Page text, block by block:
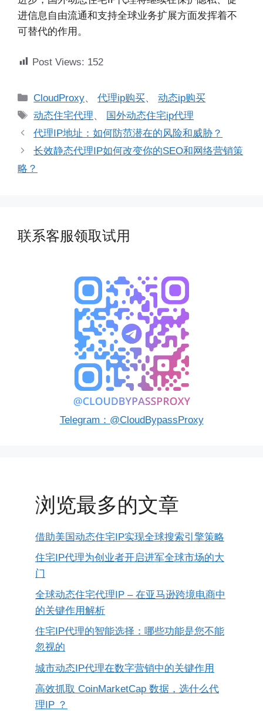
进信息自由流通和支持全球业务扩展方面发挥着不
可替代的作用。
Post Views: 152
分
类
CloudProxy、代理ip购买、动态ip购买
标
签
动态住宅代理、 国外动态住宅ip代理
代理IP地址：如何防范潜在的风险和威胁？
长效静态代理IP如何改变你的SEO和网络营销策
略？
联系客服领取试用
Telegram：@CloudBypassProxy
浏览最多的文章
借助美国动态住宅IP实现全球搜索引擎策略
住宅IP代理为创业者开启进军全球市场的大
门
全球动态住宅代理IP – 在亚马逊跨境电商中
的关键作用解析
住宅IP代理的智能选择：哪些功能是您不能
忽视的
城市动态IP代理在数字营销中的关键作用
高效抓取 CoinMarketCap 数据，选什么代
理IP ？